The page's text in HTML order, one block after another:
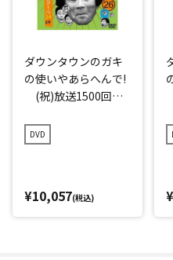
ダウンタウンのガキ
の使いやあらへんで!
(祝)放送1500回突
定永久保存版(26)
(罰) 絶対に笑って
DVD
¥10,057(税込)